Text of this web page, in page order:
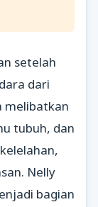
setelah
dari
melibatkan
tubuh, dan
Nelly
bagian